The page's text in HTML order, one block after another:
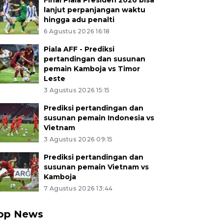
lanjut perpanjangan waktu
hingga adu penalti
6 Agustus 2026 16:18
Piala AFF - Prediksi
pertandingan dan susunan
pemain Kamboja vs Timor
Leste
3 Agustus 2026 15:15
Prediksi pertandingan dan
susunan pemain Indonesia vs
Vietnam
3 Agustus 2026 09:15
Prediksi pertandingan dan
susunan pemain Vietnam vs
Kamboja
7 Agustus 2026 13:44
News